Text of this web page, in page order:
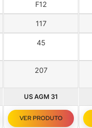
F12
117
45
207
US AGM 31
VER PRODUTO